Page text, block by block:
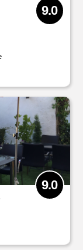
9.0
9.0